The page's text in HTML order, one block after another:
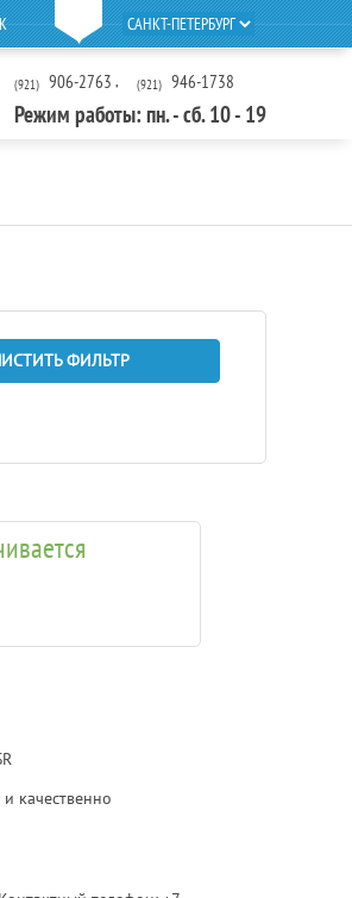
(921) 906-2763 , (921) 946-1738
Режим работы: пн. - сб. 10 - 19
ФИЛЬТР
качественно